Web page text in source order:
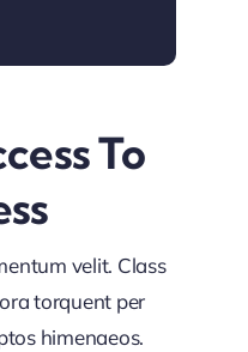
To
velit. Class
torquent per
himenaeos.